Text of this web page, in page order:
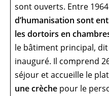
sont ouverts. Entre
d’humanisation sont
les dortoirs en
le bâtiment principal,
inauguré. Il comprend
séjour et accueille le
une crèche pour le